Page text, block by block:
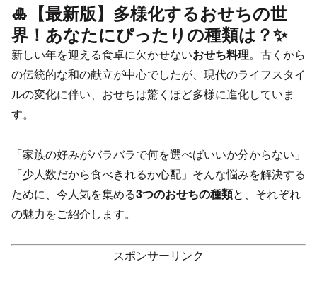
🎍【最新版】多様化するおせちの世
界！あなたにぴったりの種類は？✨
新しい年を迎える食卓に欠かせないおせち料理。古くから
の伝統的な和の献立が中心でしたが、現代のライフスタイ
ルの変化に伴い、おせちは驚くほど多様に進化していま
す。
「家族の好みがバラバラで何を選べばいいか分からない」
「少人数だから食べきれるか心配」そんな悩みを解決する
ために、今人気を集める3つのおせちの種類と、それぞれ
の魅力をご紹介します。
スポンサーリンク